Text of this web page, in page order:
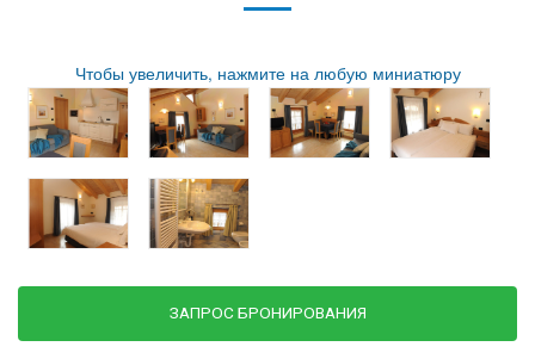
Чтобы увеличить, нажмите на любую миниатюру
ЗАПРОС БРОНИРОВАНИЯ